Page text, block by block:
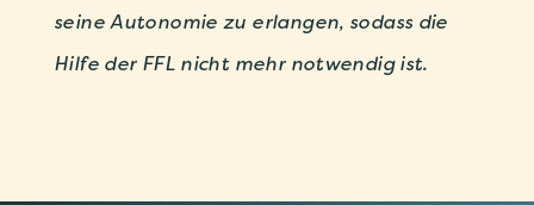
seine Autonomie zu erlangen, sodass die
Hilfe der FFL nicht mehr notwendig ist.